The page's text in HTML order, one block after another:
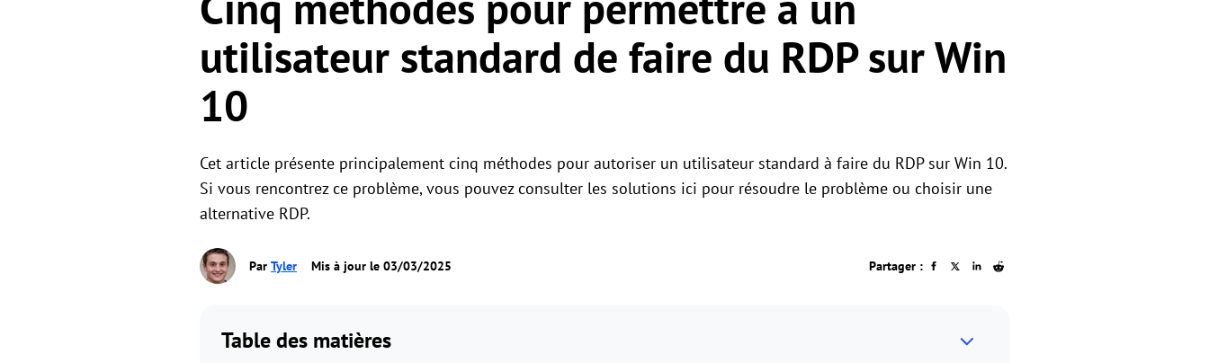
Contrôle à distance global
Contrôler des serveurs à l'étranger en
toute simplicité
Gestion des permissions des rôles
Gérer les accès des utilisateurs avec des
permissions flexibles.
utilisateur standard de faire du RDP sur Win
10
Cet article présente principalement cinq méthodes pour autoriser un utilisateur standard à faire du RDP sur Win 10.
Si vous rencontrez ce problème, vous pouvez consulter les solutions ici pour résoudre le problème ou choisir une
alternative RDP.
Par Tyler Mis à jour le 03/03/2025 Partager :
Table des matières